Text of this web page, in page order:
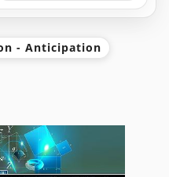
- Anticipation